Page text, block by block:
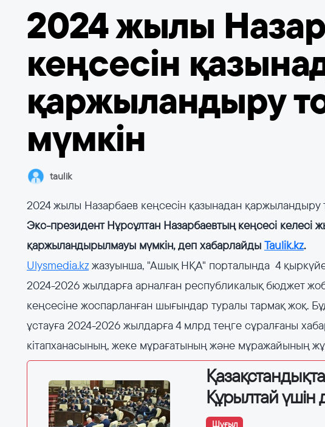
2024 жылы
кеңсесін
қаржыландыру
мүмкін
taulik
2024 жылы Назарбаев кеңсесін қазынадан қаржыландыру
Экс-президент Нұрсұлтан Назарбаевтың кеңсесі келесі
қаржыландырылмауы мүмкін, деп хабарлайды Taulik.kz.
Ulysmedia.kzжазуынша, "Ашық НҚА" порталында 4
2024-2026 жылдарға арналған республикалық бюджет
кеңсесіне жоспарланған шығындар туралы тармақ жоқ.
ұстауға 2024-2026 жылдарға 4 млрд теңге сұралғаны
кітапханасының, жеке мұрағатының және мұражайының
Құрылтай үшін
Шұғыл